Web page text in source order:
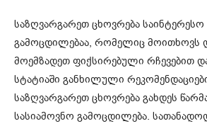
საზღვარგარეთ ცხოვრება
გამოცდილებაა, რომელიც მოითხოვს
მოემზადეთ ფიქსირებული რჩევებით
სტატიაში განხილული
საზღვარგარეთ ცხოვრება გახდეს
სასიამოვნო გამოცდილება.